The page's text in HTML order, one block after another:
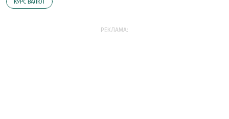
КУРС ВАЛЮТ
РЕКЛАМА: